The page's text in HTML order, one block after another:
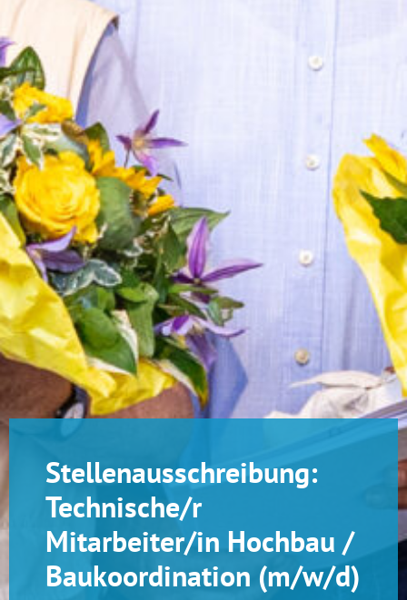
Stellenausschreibung:
Technische/r
Mitarbeiter/in Hochbau /
Baukoordination (m/w/d)